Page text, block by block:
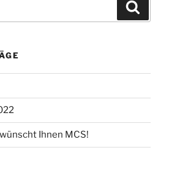
Ihnen MCS!